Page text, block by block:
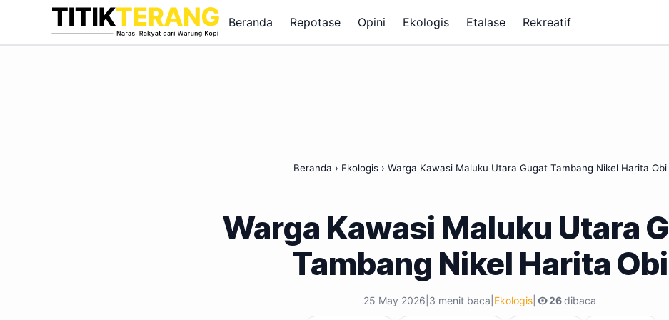
Lewati ke konten
Beranda
Repotase Opini Ekologis Etalase Rekreatif
Beranda › Ekologis› Warga Kawasi Maluku Utara Gugat Tambang Nikel Harita Obi
Warga Kawasi Maluku Utara
Tambang Nikel Harita Obi
25 May 2026 3 menit baca Ekologis| 26 dibaca